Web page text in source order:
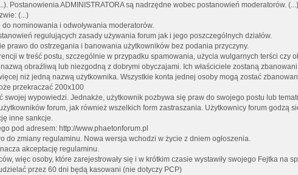
Postanowienia ADMINISTRATORA są nadrzędne wobec postanowień moderatorów. (...)
(...)
nominowania i odwoływania moderatorów.
regulujących zasady używania forum jak i jego poszczególnych działów.
prawo do ostrzegania i banowania użytkowników bez podania przyczyny.
w treść postu, szczególnie w przypadku spamowania, użycia wulgarnych terści czy
obraźliwą lub niezgodną z dobrymi obyczajami. Ich właściciele zostaną
niż jedną nazwą użytkownika. Wszystkie konta jednej osoby mogą zostać
przekraczać 200x100
wypowiedzi. Jednakże, użytkownik pozbywa się praw do swojego postu lub
forum, jak również wszelkich form zastraszania. Użytkownicy forum
inne sankcje.
pod adresem: http://www.phaetonforum.pl
do zmiany regulaminu. Nowa wersja wchodzi w życie z dniem ogłoszenia.
akceptację regulaminu.
więc osoby, które zarejestrowały się i w krótkim czasie wystawiły swojego Fejtka na
przez 60 dni będą kasowani (nie dotyczy PCP)